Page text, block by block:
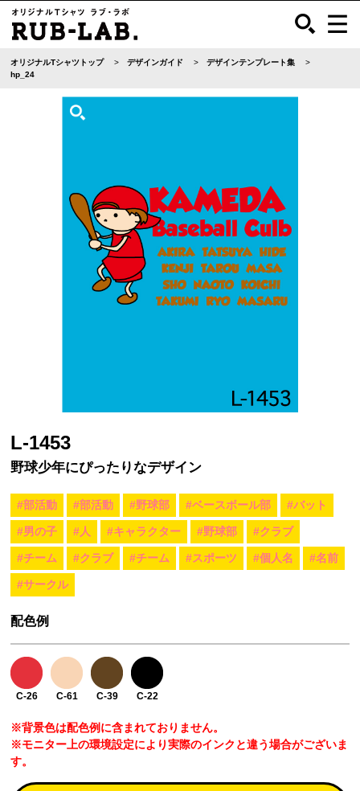
オリジナルTシャツトップ デザインガイド
デザインテンプレート集
hp_24
L-1453
野球少年にぴったりなデザイン
#部活動 #部活動 #野球部 #ベースボール部 #バット
#男の子 #人 #キャラクター #野球部 #クラブ
#チーム #クラブ #チーム #スポーツ #個人名 #名前
#サークル
配色例
C-26 C-61 C-39 C-22
※背景色は配色例に含まれておりません。
※モニター上の環境設定により実際のインクと違う場合がございま
す。